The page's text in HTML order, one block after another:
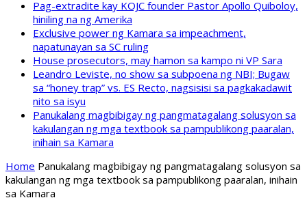
Pag-extradite kay KOJC founder Pastor Apollo Quiboloy,
hiniling na ng Amerika
Exclusive power ng Kamara sa impeachment,
napatunayan sa SC ruling
House prosecutors, may hamon sa kampo ni VP Sara
Leandro Leviste, no show sa subpoena ng NBI; Bugaw
sa “honey trap” vs. ES Recto, nagsisisi sa pagkakadawit
nito sa isyu
Panukalang magbibigay ng pangmatagalang solusyon sa
kakulangan ng mga textbook sa pampublikong paaralan,
inihain sa Kamara
Home Panukalang magbibigay ng pangmatagalang solusyon sa
kakulangan ng mga textbook sa pampublikong paaralan, inihain
sa Kamara